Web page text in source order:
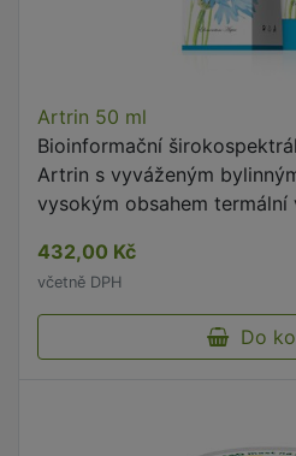
Artrin 50 ml
Bioinformační
Artrin s vyváženým
vysokým obsahem
zářičů, žaludku, dráhu …
432,00 Kč
včetně DPH
Do